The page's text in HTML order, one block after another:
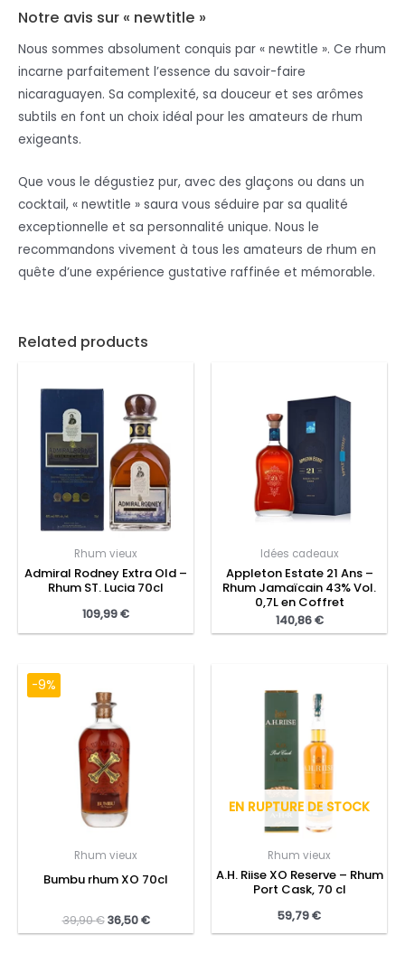
Notre avis sur « newtitle »
Nous sommes absolument conquis par « newtitle ». Ce rhum
incarne parfaitement l’essence du savoir-faire
nicaraguayen. Sa complexité, sa douceur et ses arômes
subtils en font un choix idéal pour les amateurs de rhum
exigeants.
Que vous le dégustiez pur, avec des glaçons ou dans un
cocktail, « newtitle » saura vous séduire par sa qualité
exceptionnelle et sa personnalité unique. Nous le
recommandons vivement à tous les amateurs de rhum en
quête d’une expérience gustative raffinée et mémorable.
Related products
Rhum vieux
Admiral Rodney Extra Old –
Rhum ST. Lucia 70cl
109,99€
Idées cadeaux
Appleton Estate 21 Ans –
Rhum Jamaïcain 43% Vol.
0,7L en Coffret
140,86€
-9%
Rhum vieux
Bumbu rhum XO 70cl
39,90€ 36,50€
EN RUPTURE DE STOCK
Rhum vieux
A.H. Riise XO Reserve – Rhum
Port Cask, 70 cl
59,79€